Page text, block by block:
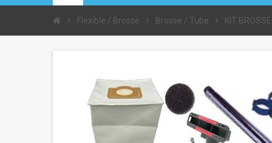
chevron_right Flexible / Brosse chevron_right Brosse / Tube chevron_right KIT